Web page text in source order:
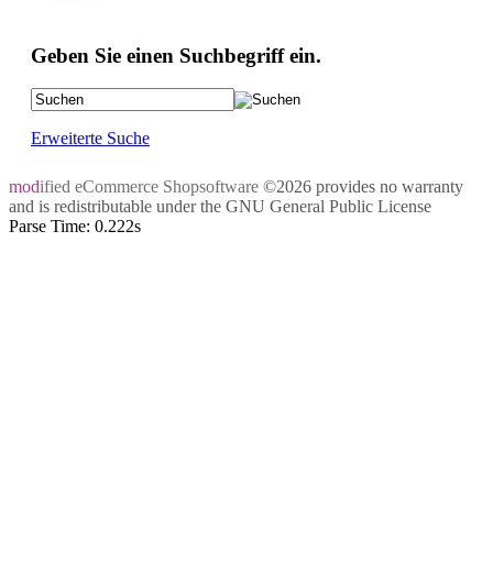
Geben Sie einen Suchbegriff ein.
Erweiterte Suche
modified eCommerce Shopsoftware ©2026 provides no warranty
and is redistributable under the GNU General Public License
Parse Time: 0.222s